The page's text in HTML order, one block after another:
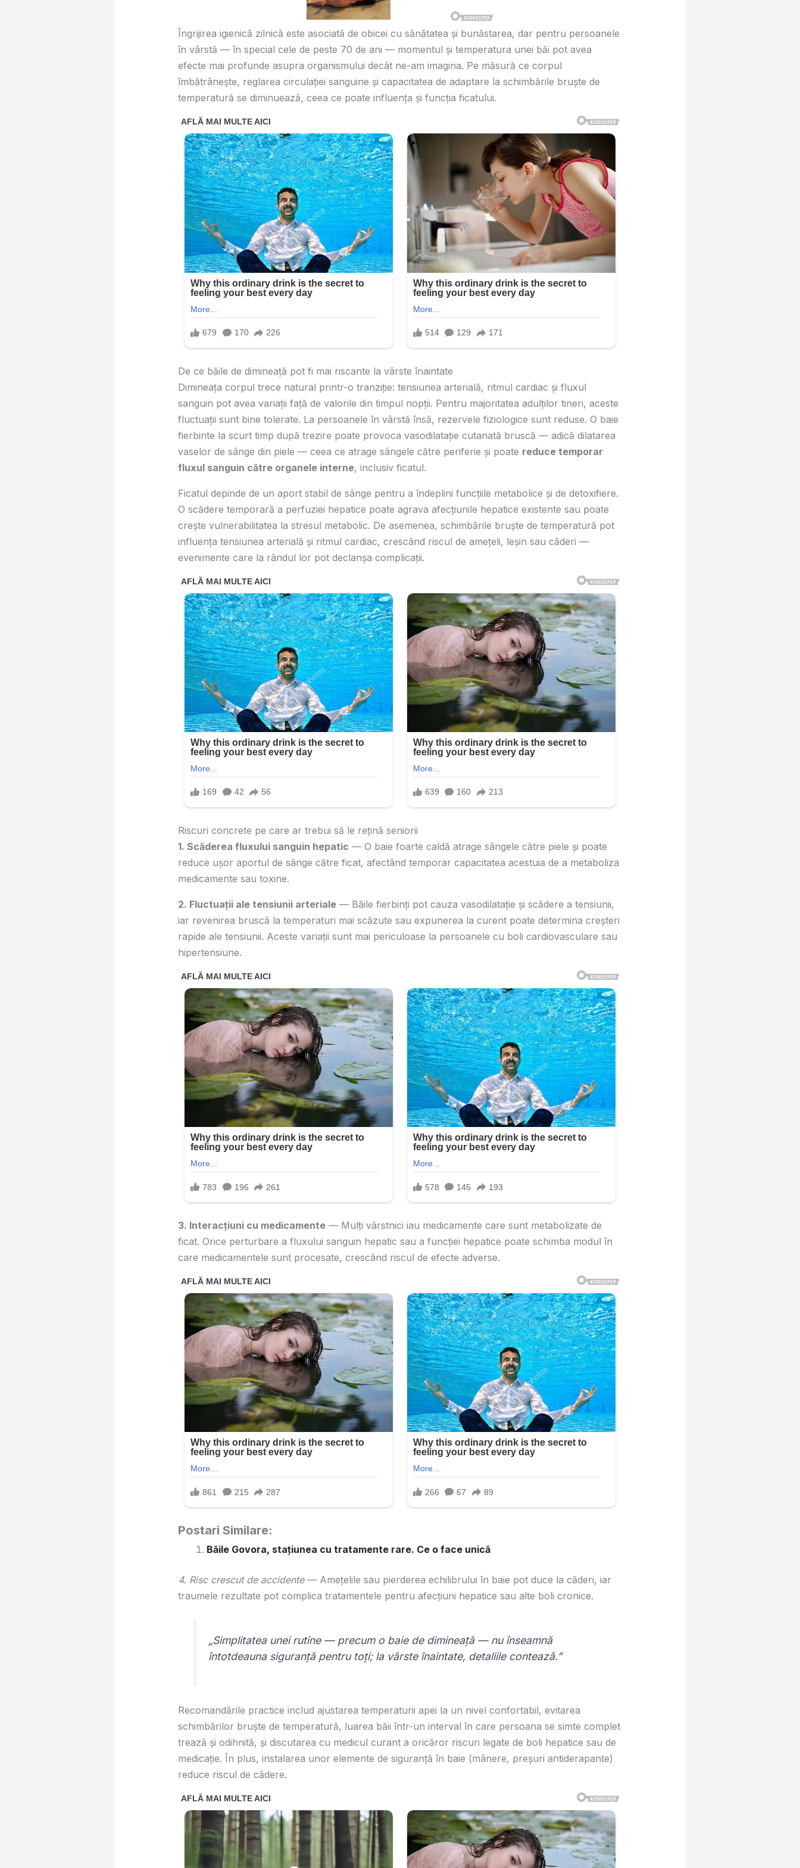
Îngrijirea igienică zilnică este asociată de obicei cu sănătatea și bunăstarea, dar pentru persoanele
în vârstă — în special cele de peste 70 de ani — momentul și temperatura unei băi pot avea
efecte mai profunde asupra organismului decât ne-am imagina. Pe măsură ce corpul
îmbătrânește, reglarea circulației sanguine și capacitatea de adaptare la schimbările bruşte de
temperatură se diminuează, ceea ce poate influența și funcția ficatului.
De ce băile de dimineață pot fi mai riscante la vârste înaintate
Dimineața corpul trece natural printr-o tranziție: tensiunea arterială, ritmul cardiac și fluxul
sanguin pot avea variații față de valorile din timpul nopții. Pentru majoritatea adulților tineri, aceste
fluctuații sunt bine tolerate. La persoanele în vârstă însă, rezervele fiziologice sunt reduse. O baie
fierbinte la scurt timp după trezire poate provoca vasodilatație cutanată bruscă — adică dilatarea
vaselor de sânge din piele — ceea ce atrage sângele către periferie și poate reduce temporar
fluxul sanguin către organele interne, inclusiv ficatul.
Ficatul depinde de un aport stabil de sânge pentru a îndeplini funcțiile metabolice și de detoxifiere.
O scădere temporară a perfuziei hepatice poate agrava afecțiunile hepatice existente sau poate
crește vulnerabilitatea la stresul metabolic. De asemenea, schimbările bruște de temperatură pot
influența tensiunea arterială și ritmul cardiac, crescând riscul de amețeli, leșin sau căderi —
evenimente care la rândul lor pot declanșa complicații.
Riscuri concrete pe care ar trebui să le rețină seniorii
1. Scăderea fluxului sanguin hepatic — O baie foarte caldă atrage sângele către piele și poate
reduce ușor aportul de sânge către ficat, afectând temporar capacitatea acestuia de a metaboliza
medicamente sau toxine.
2. Fluctuații ale tensiunii arteriale— Băile fierbinți pot cauza vasodilatație și scădere a tensiunii,
iar revenirea bruscă la temperaturi mai scăzute sau expunerea la curent poate determina creșteri
rapide ale tensiunii. Aceste variații sunt mai periculoase la persoanele cu boli cardiovasculare sau
hipertensiune.
3. Interacțiuni cu medicamente— Mulți vârstnici iau medicamente care sunt metabolizate de
ficat. Orice perturbare a fluxului sanguin hepatic sau a funcției hepatice poate schimba modul în
care medicamentele sunt procesate, crescând riscul de efecte adverse.
Postari Similare:
Băile Govora, stațiunea cu tratamente rare. Ce o face unică
4. Risc crescut de accidente— Amețelile sau pierderea echilibrului în baie pot duce la căderi, iar
traumele rezultate pot complica tratamentele pentru afecțiuni hepatice sau alte boli cronice.
„Simplitatea unei rutine — precum o baie de dimineață — nu înseamnă
întotdeauna siguranță pentru toți; la vârste înaintate, detaliile contează.”
Recomandările practice includ ajustarea temperaturii apei la un nivel confortabil, evitarea
schimbărilor bruște de temperatură, luarea băii într-un interval în care persoana se simte complet
trează și odihnită, și discutarea cu medicul curant a oricăror riscuri legate de boli hepatice sau de
medicație. În plus, instalarea unor elemente de siguranță în baie (mânere, preșuri antiderapante)
reduce riscul de cădere.